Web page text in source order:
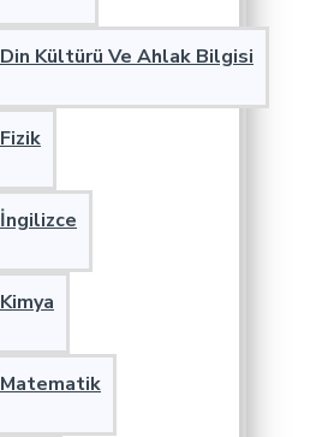
Din Kültürü Ve Ahlak Bilgisi
Fizik
İngilizce
Kimya
Matematik